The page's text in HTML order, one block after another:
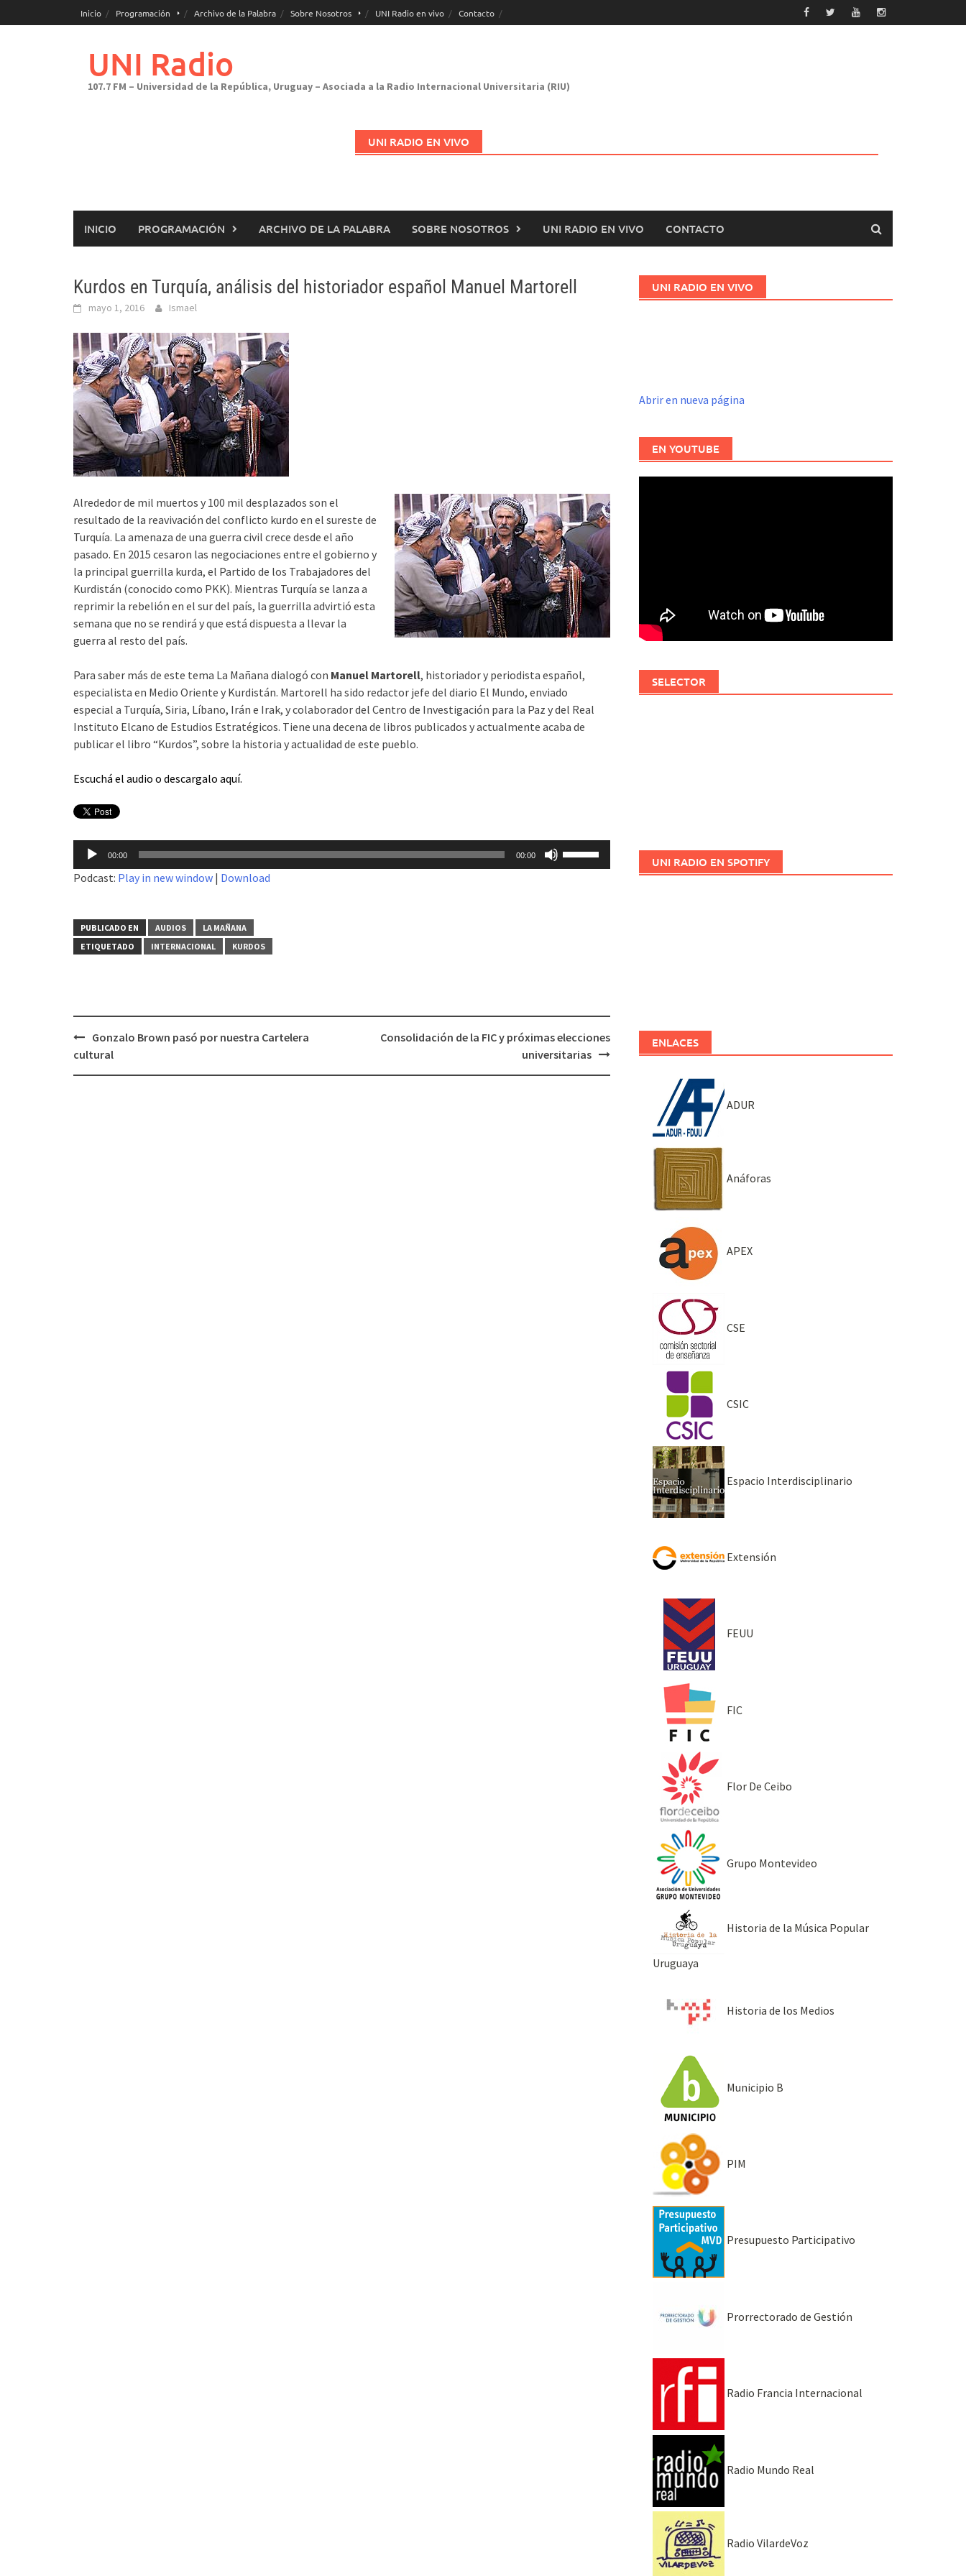
al
Inicio Programación Archivo de la Palabra Sobre Nosotros UNI Radio en vivo Contacto
UNI Radio
107.7 FM – Universidad de la República, Uruguay – Asociada a la Radio Internacional Universitaria (RIU)
UNI RADIO EN VIVO
INICIO PROGRAMACIÓN ARCHIVO DE LA PALABRA SOBRE NOSOTROS UNI RADIO EN VIVO CONTACTO
Kurdos en Turquía, análisis del historiador español Manuel Martorell
mayo 1, 2016 Ismael
Alrededor de mil muertos y 100 mil desplazados son el
resultado de la reavivación del conflicto kurdo en el sureste de
Turquía. La amenaza de una guerra civil crece desde el año
pasado. En 2015 cesaron las negociaciones entre el gobierno y
la principal guerrilla kurda, el Partido de los Trabajadores del
Kurdistán (conocido como PKK). Mientras Turquía se lanza a
reprimir la rebelión en el sur del país, la guerrilla advirtió esta
semana que no se rendirá y que está dispuesta a llevar la
guerra al resto del país.
Para saber más de este tema La Mañana dialogó con Manuel Martorell, historiador y periodista español,
especialista en Medio Oriente y Kurdistán. Martorell ha sido redactor jefe del diario El Mundo, enviado
especial a Turquía, Siria, Líbano, Irán e Irak, y colaborador del Centro de Investigación para la Paz y del Real
Instituto Elcano de Estudios Estratégicos. Tiene una decena de libros publicados y actualmente acaba de
publicar el libro “Kurdos”, sobre la historia y actualidad de este pueblo.
Escuchá el audio o descargalo aquí.
Reproductor
de
audio
00:00 00:00
el
volumen.
Podcast: Play in new window | Download
PUBLICADO EN AUDIOS
LA MAÑANA
ETIQUETADO
INTERNACIONAL KURDOS
Navegación
Gonzalo Brown pasó por nuestra Cartelera
cultural
Consolidación de la FIC y próximas elecciones
universitarias
UNI RADIO EN VIVO
Abrir en nueva página
EN YOUTUBE
SELECTOR
UNI RADIO EN SPOTIFY
ENLACES
ADUR
Anáforas
APEX
CSE
CSIC
Espacio Interdisciplinario
Extensión
FEUU
FIC
Flor De Ceibo
Grupo Montevideo
Historia de la Música Popular
Uruguaya
Historia de los Medios
Municipio B
PIM
Presupuesto Participativo
Prorrectorado de Gestión
Radio Francia Internacional
Radio Mundo Real
Radio VilardeVoz